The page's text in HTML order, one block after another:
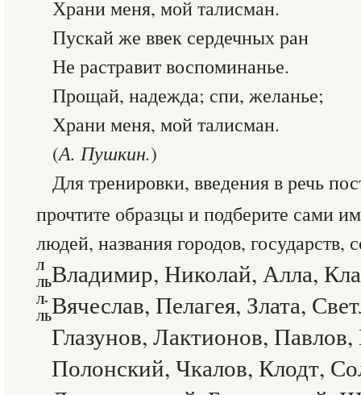
Храни меня, мой талисман.
Пускай же ввек сердечных ран
Не растравит воспоминанье.
Прощай, надежда; спи, желанье;
Храни меня, мой талисман.
(А. Пушкин.)
Для тренировки, введения в речь
прочтите образцы и подберите сами
людей, названия городов, государств,
Л
ЛЬ
Л-
ЛЬ
Владимир, Николай, Алла,
Вячеслав, Пелагея, Злата,
Глазунов, Лактионов,
Полонский, Чкалов, Клодт,